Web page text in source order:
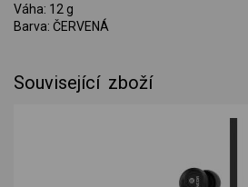
Váha: 12 g
Barva: ČERVENÁ
Související zboží